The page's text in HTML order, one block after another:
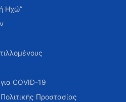
Ηχώ”
COVID-19
Προστασίας